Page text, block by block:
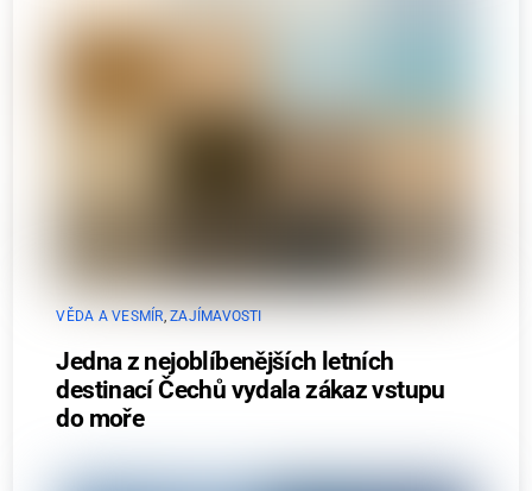
VĚDA A VESMÍR,ZAJÍMAVOSTI
Jedna z nejoblíbenějších letních
destinací Čechů vydala zákaz vstupu
do moře